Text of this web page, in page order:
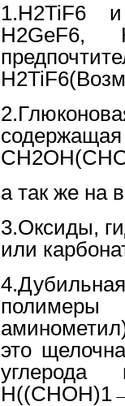
1.H2TiF6
H2GeF6,
а так же на
3.Оксиды,
или
это